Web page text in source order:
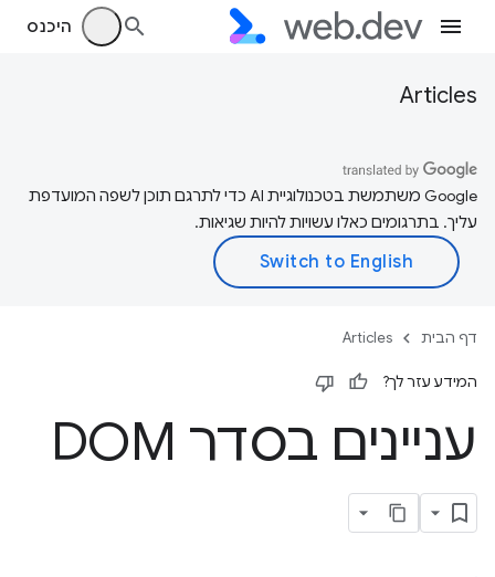
היכנס
Articles
‫Google משתמשת בטכנולוגיית AI כדי לתרגם תוכן לשפה המועדפת
עליך. בתרגומים כאלו עשויות להיות שגיאות.
דף הבית Articles
המידע עזר לך?
עניינים בסדר DOM